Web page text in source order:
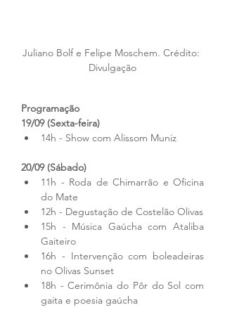
Juliano Bolf e Felipe Moschem. Crédito:
Divulgação
Programação
19/09 (Sexta-feira)
14h - Show com Alissom Muniz
20/09 (Sábado)
11h - Roda de Chimarrão e Oficina
do Mate
12h - Degustação de Costelão Olivas
15h - Música Gaúcha com Ataliba
Gaiteiro
16h - Intervenção com boleadeiras
no Olivas Sunset
18h - Cerimônia do Pôr do Sol com
gaita e poesia gaúcha